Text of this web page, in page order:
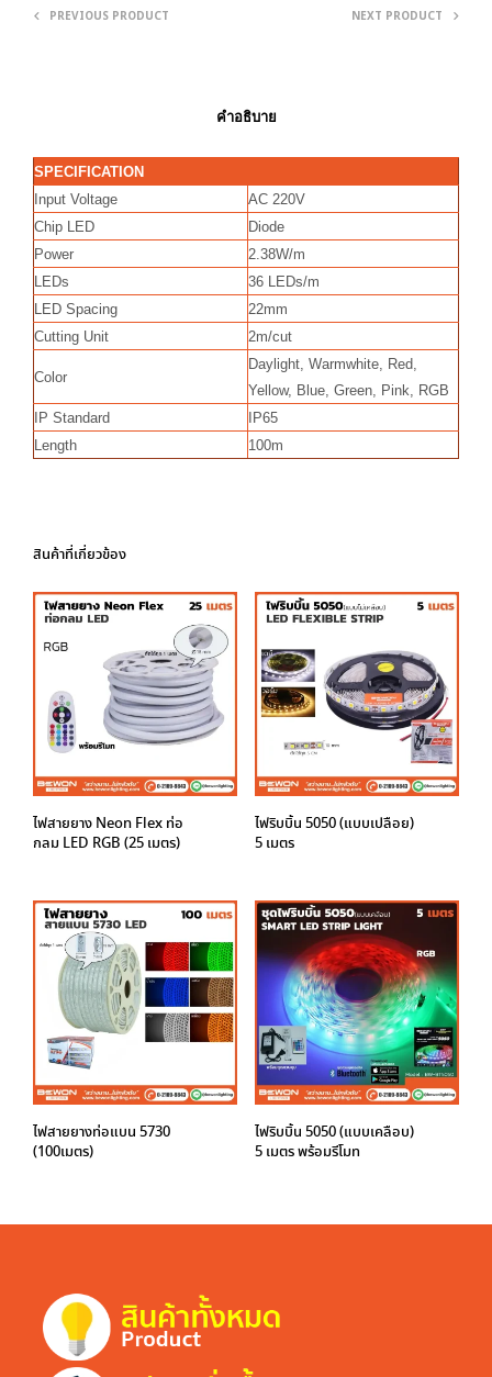
PREVIOUS PRODUCT NEXT PRODUCT
คำอธิบาย
SPECIFICATION
Input Voltage
AC 220V
Chip LED
Diode
Power
2.38W/m
LEDs
36 LEDs/m
LED Spacing
22mm
Cutting Unit
2m/cut
Color
Daylight, Warmwhite, Red,
Yellow, Blue, Green, Pink, RGB
IP Standard
IP65
Length
100m
สินค้าที่เกี่ยวข้อง
ไฟสายยาง Neon Flex ท่อ
กลม LED RGB (25 เมตร)
ไฟริบบิ้น 5050 (แบบเปลือย)
5 เมตร
ไฟสายยางท่อแบน 5730
(100เมตร)
ไฟริบบิ้น 5050 (แบบเคลือบ)
5 เมตร พร้อมรีโมท